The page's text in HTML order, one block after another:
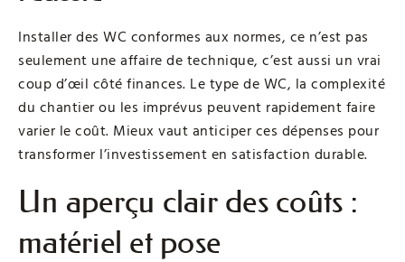
Installer des WC conformes aux normes, ce n’est pas
seulement une affaire de technique, c’est aussi un vrai
coup d’œil côté finances. Le type de WC, la complexité
du chantier ou les imprévus peuvent rapidement faire
varier le coût. Mieux vaut anticiper ces dépenses pour
transformer l’investissement en satisfaction durable.
Un aperçu clair des coûts :
matériel et pose